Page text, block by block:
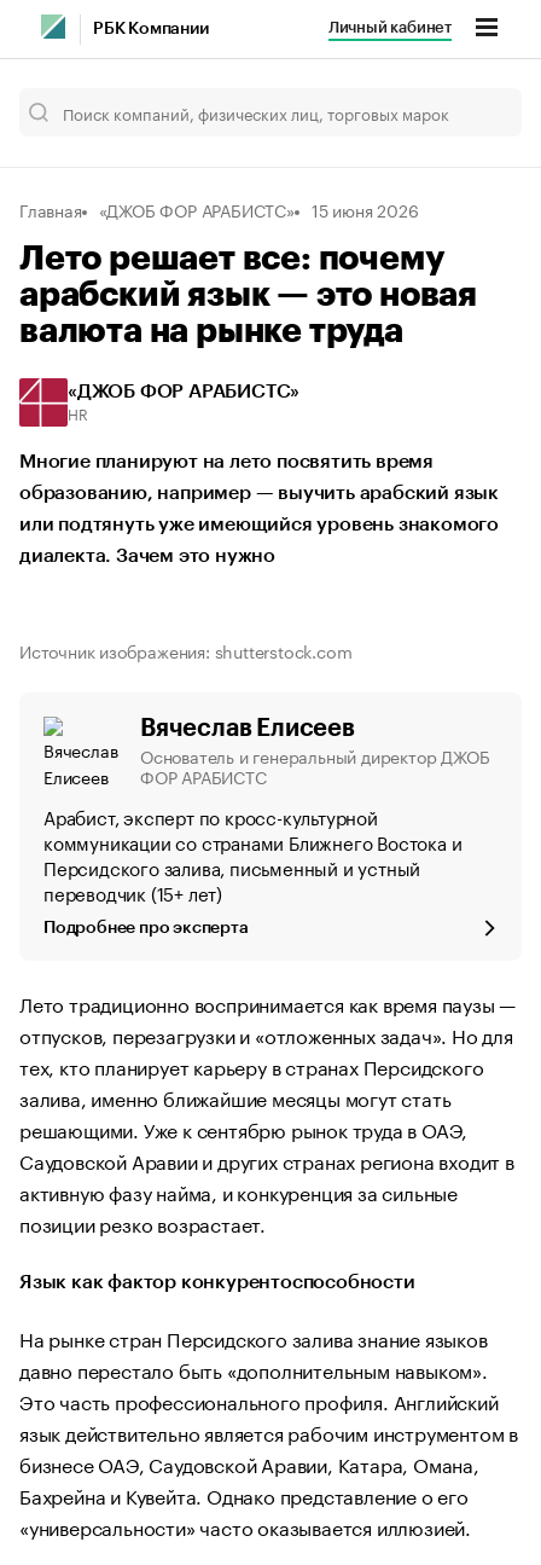
РБК Компании Личный кабинет
Главная «ДЖОБ ФОР АРАБИСТС» 15 июня 2026
Лето решает все: почему
арабский язык — это новая
валюта на рынке труда
«ДЖОБ ФОР АРАБИСТС»
HR
Многие планируют на лето посвятить время
образованию, например — выучить арабский язык
или подтянуть уже имеющийся уровень знакомого
диалекта. Зачем это нужно
Источник изображения: shutterstock.com
Вячеслав Елисеев
Основатель и генеральный директор ДЖОБ
ФОР АРАБИСТС
Арабист, эксперт по кросс-культурной
коммуникации со странами Ближнего Востока и
Персидского залива, письменный и устный
переводчик (15+ лет)
Подробнее про эксперта
Лето традиционно воспринимается как время паузы —
отпусков, перезагрузки и «отложенных задач». Но для
тех, кто планирует карьеру в странах Персидского
залива, именно ближайшие месяцы могут стать
решающими. Уже к сентябрю рынок труда в ОАЭ,
Саудовской Аравии и других странах региона входит в
активную фазу найма, и конкуренция за сильные
позиции резко возрастает.
Язык как фактор конкурентоспособности
На рынке стран Персидского залива знание языков
давно перестало быть «дополнительным навыком».
Это часть профессионального профиля. Английский
язык действительно является рабочим инструментом в
бизнесе ОАЭ, Саудовской Аравии, Катара, Омана,
Бахрейна и Кувейта. Однако представление о его
«универсальности» часто оказывается иллюзией.